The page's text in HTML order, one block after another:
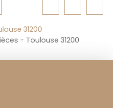
31200
- Toulouse 31200